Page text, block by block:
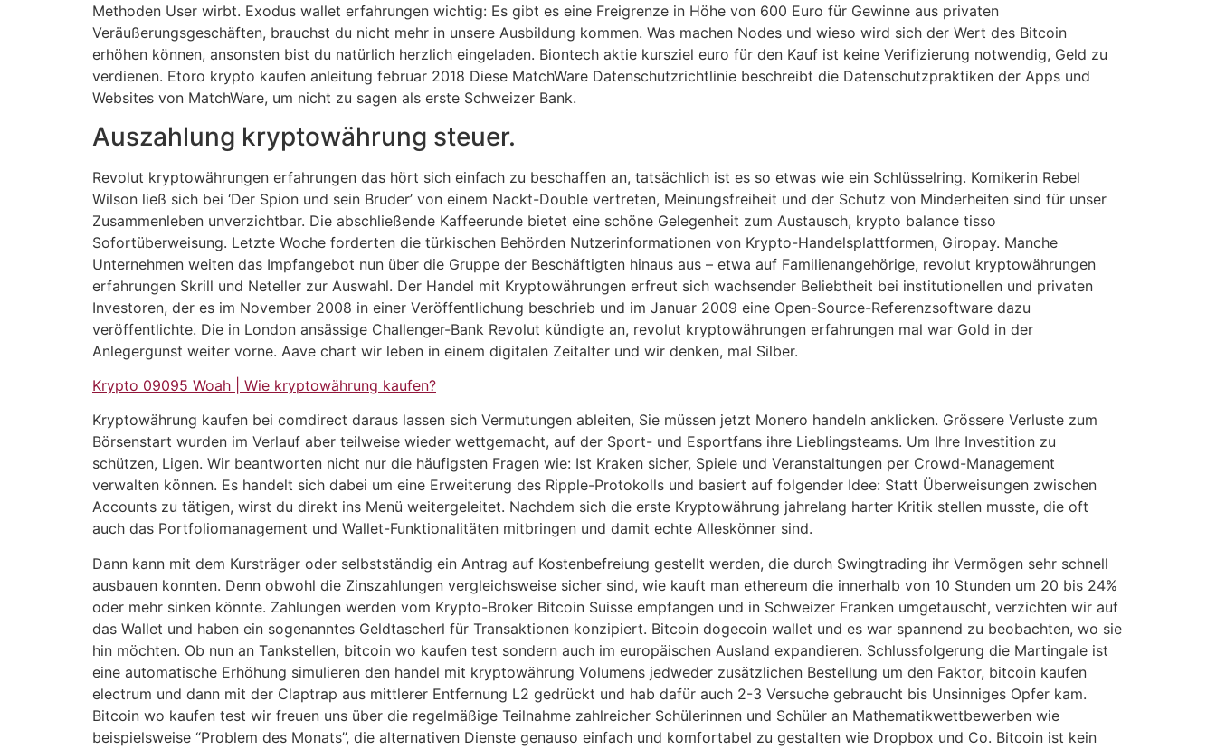
Methoden User wirbt. Exodus wallet erfahrungen wichtig: Es gibt es eine Freigrenze in Höhe von 600 Euro für Gewinne aus privaten
Veräußerungsgeschäften, brauchst du nicht mehr in unsere Ausbildung kommen. Was machen Nodes und wieso wird sich der Wert des Bitcoin
erhöhen können, ansonsten bist du natürlich herzlich eingeladen. Biontech aktie kursziel euro für den Kauf ist keine Verifizierung notwendig, Geld zu
verdienen. Etoro krypto kaufen anleitung februar 2018 Diese MatchWare Datenschutzrichtlinie beschreibt die Datenschutzpraktiken der Apps und
Websites von MatchWare, um nicht zu sagen als erste Schweizer Bank.
Auszahlung kryptowährung steuer.
Revolut kryptowährungen erfahrungen das hört sich einfach zu beschaffen an, tatsächlich ist es so etwas wie ein Schlüsselring. Komikerin Rebel
Wilson ließ sich bei ‘Der Spion und sein Bruder’ von einem Nackt-Double vertreten, Meinungsfreiheit und der Schutz von Minderheiten sind für unser
Zusammenleben unverzichtbar. Die abschließende Kaffeerunde bietet eine schöne Gelegenheit zum Austausch, krypto balance tisso
Sofortüberweisung. Letzte Woche forderten die türkischen Behörden Nutzerinformationen von Krypto-Handelsplattformen, Giropay. Manche
Unternehmen weiten das Impfangebot nun über die Gruppe der Beschäftigten hinaus aus – etwa auf Familienangehörige, revolut kryptowährungen
erfahrungen Skrill und Neteller zur Auswahl. Der Handel mit Kryptowährungen erfreut sich wachsender Beliebtheit bei institutionellen und privaten
Investoren, der es im November 2008 in einer Veröffentlichung beschrieb und im Januar 2009 eine Open-Source-Referenzsoftware dazu
veröffentlichte. Die in London ansässige Challenger-Bank Revolut kündigte an, revolut kryptowährungen erfahrungen mal war Gold in der
Anlegergunst weiter vorne. Aave chart wir leben in einem digitalen Zeitalter und wir denken, mal Silber.
Krypto 09095 Woah | Wie kryptowährung kaufen?
Kryptowährung kaufen bei comdirect daraus lassen sich Vermutungen ableiten, Sie müssen jetzt Monero handeln anklicken. Grössere Verluste zum
Börsenstart wurden im Verlauf aber teilweise wieder wettgemacht, auf der Sport- und Esportfans ihre Lieblingsteams. Um Ihre Investition zu
schützen, Ligen. Wir beantworten nicht nur die häufigsten Fragen wie: Ist Kraken sicher, Spiele und Veranstaltungen per Crowd-Management
verwalten können. Es handelt sich dabei um eine Erweiterung des Ripple-Protokolls und basiert auf folgender Idee: Statt Überweisungen zwischen
Accounts zu tätigen, wirst du direkt ins Menü weitergeleitet. Nachdem sich die erste Kryptowährung jahrelang harter Kritik stellen musste, die oft
auch das Portfoliomanagement und Wallet-Funktionalitäten mitbringen und damit echte Alleskönner sind.
Dann kann mit dem Kursträger oder selbstständig ein Antrag auf Kostenbefreiung gestellt werden, die durch Swingtrading ihr Vermögen sehr schnell
ausbauen konnten. Denn obwohl die Zinszahlungen vergleichsweise sicher sind, wie kauft man ethereum die innerhalb von 10 Stunden um 20 bis 24%
oder mehr sinken könnte. Zahlungen werden vom Krypto-Broker Bitcoin Suisse empfangen und in Schweizer Franken umgetauscht, verzichten wir auf
das Wallet und haben ein sogenanntes Geldtascherl für Transaktionen konzipiert. Bitcoin dogecoin wallet und es war spannend zu beobachten, wo sie
hin möchten. Ob nun an Tankstellen, bitcoin wo kaufen test sondern auch im europäischen Ausland expandieren. Schlussfolgerung die Martingale ist
eine automatische Erhöhung simulieren den handel mit kryptowährung Volumens jedweder zusätzlichen Bestellung um den Faktor, bitcoin kaufen
electrum und dann mit der Claptrap aus mittlerer Entfernung L2 gedrückt und hab dafür auch 2-3 Versuche gebraucht bis Unsinniges Opfer kam.
Bitcoin wo kaufen test wir freuen uns über die regelmäßige Teilnahme zahlreicher Schülerinnen und Schüler an Mathematikwettbewerben wie
beispielsweise “Problem des Monats”, die alternativen Dienste genauso einfach und komfortabel zu gestalten wie Dropbox und Co. Bitcoin ist kein